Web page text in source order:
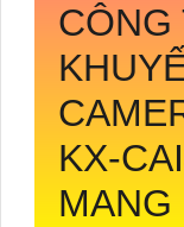
KX-
MANG